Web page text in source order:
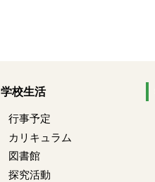
学校生活
行事予定
カリキュラム
図書館
探究活動